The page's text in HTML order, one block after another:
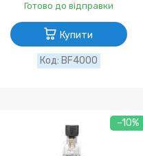
Готово до відправки
Купити
BF4000
–10%